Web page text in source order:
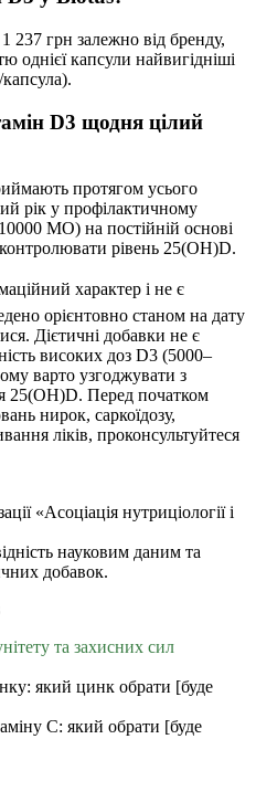
237 грн залежно від бренду,
однієї капсули найвигідніші
D3 щодня цілий
протягом усього
рік у профілактичному
МО) на постійній основі
рівень 25(OH)D.
характер і не є
орієнтовно станом на дату
Дієтичні добавки не є
високих доз D3 (5000–
варто узгоджувати з
25(OH)D. Перед початком
нирок, саркоїдозу,
ліків, проконсультуйтеся
«Асоціація нутриціології і
науковим даним та
добавок.
та захисних сил
який цинк обрати [буде
С: який обрати [буде